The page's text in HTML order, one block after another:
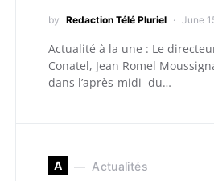
by Redaction Télé Pluriel June
Actualité à la une : Le
Conatel, Jean Romel
dans l’après-midi du…
A Actualités